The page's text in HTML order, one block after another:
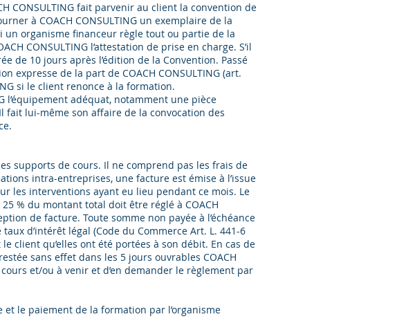
CONSULTING fait parvenir au client la convention de
à COACH CONSULTING un exemplaire de la
un organisme financeur règle tout ou partie de la
CONSULTING l’attestation de prise en charge. S’il
de 10 jours après l’édition de la Convention. Passé
expresse de la part de COACH CONSULTING (art.
si le client renonce à la formation.
l’équipement adéquat, notamment une pièce
lui-même son affaire de la convocation des
supports de cours. Il ne comprend pas les frais de
intra-entreprises, une facture est émise à l’issue
les interventions ayant eu lieu pendant ce mois. Le
% du montant total doit être réglé à COACH
de facture. Toute somme non payée à l’échéance
d’intérêt légal (Code du Commerce Art. L. 441-6
client qu’elles ont été portées à son débit. En cas de
sans effet dans les 5 jours ouvrables COACH
et/ou à venir et d’en demander le règlement par
le paiement de la formation par l’organisme